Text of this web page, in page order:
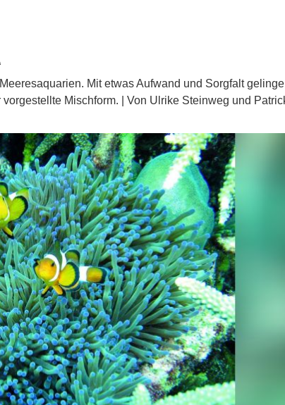
Mit etwas Aufwand und Sorgfalt
Mischform. | Von Ulrike Steinweg und